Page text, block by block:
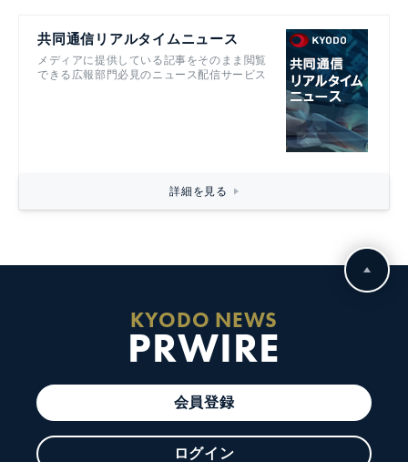
共同通信リアルタイムニュース
メディアに提供している記事をそのまま閲覧
できる広報部門必見のニュース配信サービス
詳細を見る
KYODO NEWS
PRWIRE
会員登録
ログイン